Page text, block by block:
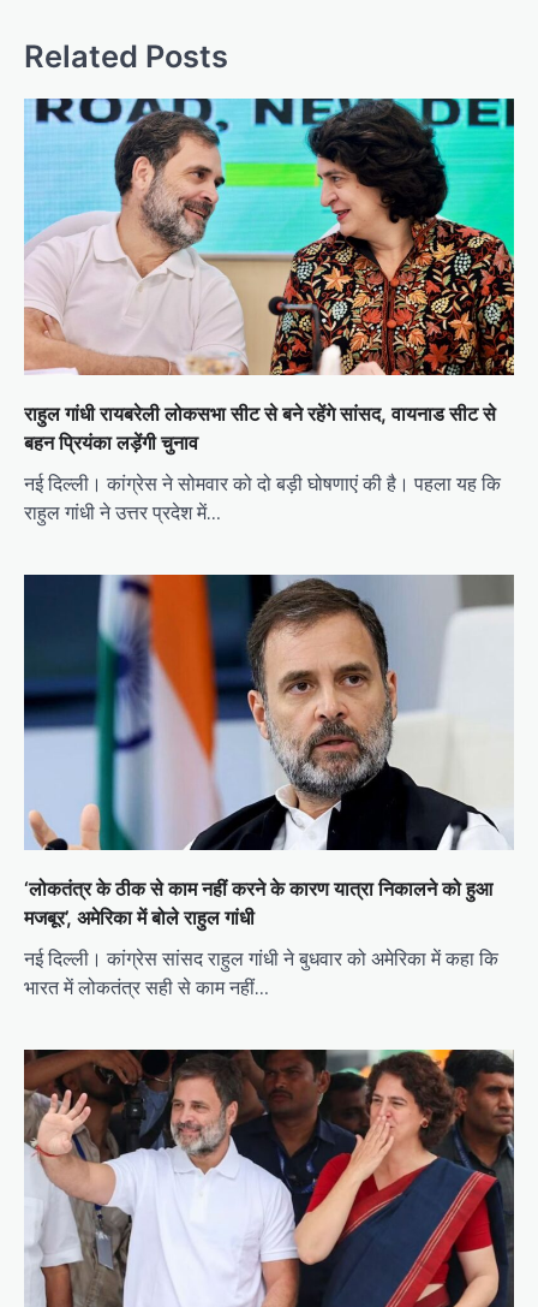
Related Posts
राहुल गांधी रायबरेली लोकसभा सीट से बने रहेंगे सांसद, वायनाड सीट से
बहन प्रियंका लड़ेंगी चुनाव
नई दिल्ली। कांग्रेस ने सोमवार को दो बड़ी घोषणाएं की है। पहला यह कि
राहुल गांधी ने उत्तर प्रदेश में…
‘लोकतंत्र के ठीक से काम नहीं करने के कारण यात्रा निकालने को हुआ
मजबूर’, अमेरिका में बोले राहुल गांधी
नई दिल्ली। कांग्रेस सांसद राहुल गांधी ने बुधवार को अमेरिका में कहा कि
भारत में लोकतंत्र सही से काम नहीं…